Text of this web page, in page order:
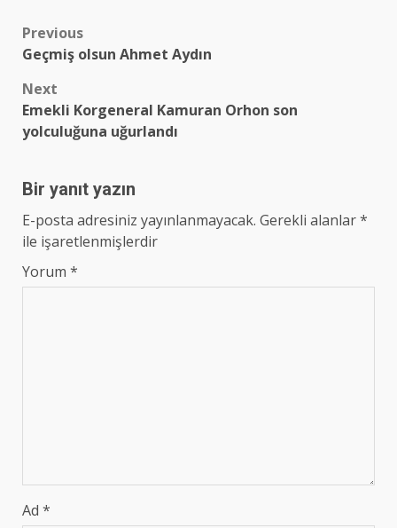
Post
navigation
Previous
Geçmiş olsun Ahmet Aydın
Next
Emekli Korgeneral Kamuran Orhon son
yolculuğuna uğurlandı
Bir yanıt yazın
E-posta adresiniz yayınlanmayacak. Gerekli alanlar*
ile işaretlenmişlerdir
Yorum *
Ad *